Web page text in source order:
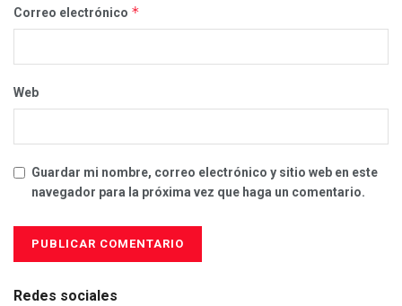
Correo electrónico *
Web
Guardar mi nombre, correo electrónico y sitio web en este
navegador para la próxima vez que haga un comentario.
Redes sociales